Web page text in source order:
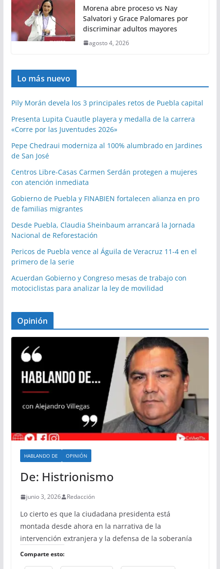
Morena abre proceso vs Nay
Salvatori y Grace Palomares por
discriminar adultos mayores
agosto 4, 2026
Lo más nuevo
Pily Morán devela los 3 principales retos de Puebla capital
Presenta Lupita Cuautle playera y medalla de la carrera
«Corre por las Juventudes 2026»
Pepe Chedraui moderniza al 100% alumbrado en Jardines
de San José
Centros Libre-Casas Carmen Serdán protegen a mujeres
con atención inmediata
Gobierno de Puebla y FINABIEN fortalecen alianza en pro
de familias migrantes
Desde Puebla, Claudia Sheinbaum arrancará la Jornada
Nacional de Reforestación
Pericos de Puebla vence al Águila de Veracruz 11-4 en el
primero de la serie
Acuerdan Gobierno y Congreso mesas de trabajo con
motociclistas para analizar la ley de movilidad
Opinión
HABLANDO DE OPINIÓN
De: Histrionismo
junio 3, 2026 Redacción
Lo cierto es que la ciudadana presidenta está
montada desde ahora en la narrativa de la
intervención extranjera y la defensa de la soberanía
Comparte esto: